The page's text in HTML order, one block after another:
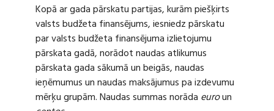
Kopā ar gada pārskatu partijas, kurām piešķirts
valsts budžeta finansējums, iesniedz pārskatu
par valsts budžeta finansējuma izlietojumu
pārskata gadā, norādot naudas atlikumus
pārskata gada sākumā un beigās, naudas
ieņēmumus un naudas maksājumus pa izdevumu
mērķu grupām. Naudas summas norāda euroun